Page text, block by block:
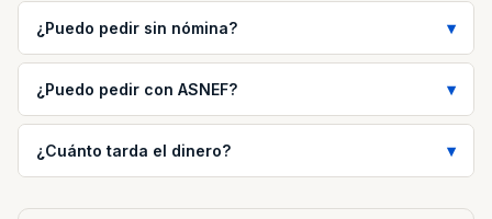
¿Puedo pedir sin nómina?
¿Puedo pedir con ASNEF?
¿Cuánto tarda el dinero?